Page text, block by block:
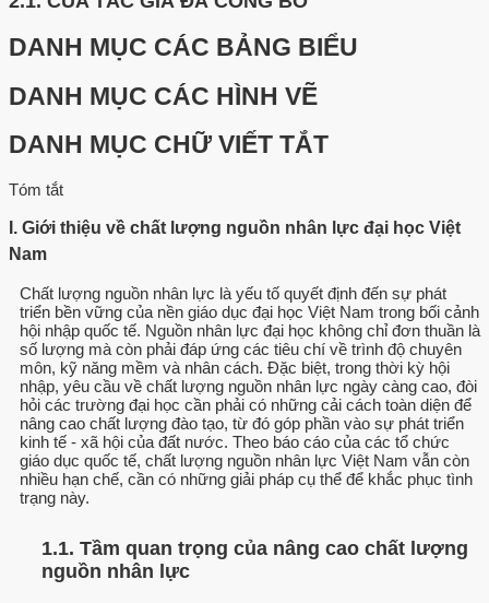
DANH MỤC CÁC BẢNG BIỂU
DANH MỤC CÁC HÌNH VẼ
DANH MỤC CHỮ VIẾT TẮT
Tóm tắt
I. Giới thiệu về chất lượng nguồn nhân lực đại học Việt
Nam
Chất lượng nguồn nhân lực là yếu tố quyết định đến sự phát
triển bền vững của nền giáo dục đại học Việt Nam trong bối cảnh
hội nhập quốc tế. Nguồn nhân lực đại học không chỉ đơn thuần là
số lượng mà còn phải đáp ứng các tiêu chí về trình độ chuyên
môn, kỹ năng mềm và nhân cách. Đặc biệt, trong thời kỳ hội
nhập, yêu cầu về chất lượng nguồn nhân lực ngày càng cao, đòi
hỏi các trường đại học cần phải có những cải cách toàn diện để
nâng cao chất lượng đào tạo, từ đó góp phần vào sự phát triển
kinh tế - xã hội của đất nước. Theo báo cáo của các tổ chức
giáo dục quốc tế, chất lượng nguồn nhân lực Việt Nam vẫn còn
nhiều hạn chế, cần có những giải pháp cụ thể để khắc phục tình
trạng này.
1.1. Tầm quan trọng của nâng cao chất lượng
nguồn nhân lực